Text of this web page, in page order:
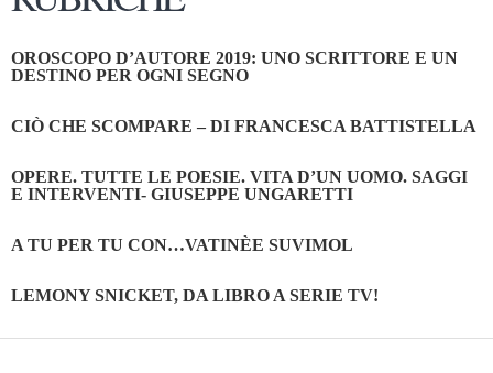
Marketing
OROSCOPO D’AUTORE 2019: UNO SCRITTORE E UN
DESTINO PER OGNI SEGNO
CIÒ CHE SCOMPARE – DI FRANCESCA BATTISTELLA
OPERE. TUTTE LE POESIE. VITA D’UN UOMO. SAGGI
E INTERVENTI- GIUSEPPE UNGARETTI
A TU PER TU CON…VATINÈE SUVIMOL
LEMONY SNICKET, DA LIBRO A SERIE TV!